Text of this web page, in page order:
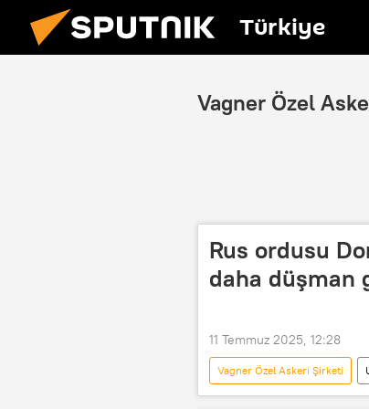
Türkiye
Vagner Özel
Rus ordusu
daha düşman
11 Temmuz 2025, 12:28
Vagner Özel Askeri Şirketi
Ukrayna
Rusya